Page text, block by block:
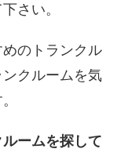
さい。
のトランクル
クルームを気
ルームを探して